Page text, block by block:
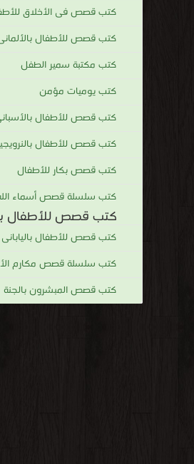
كتب قصص فى الأخلاق
كتب قصص للأطفال
كتب مكتبة سمير الطفل
كتب يوميات مؤمن
كتب قصص للأطفال
كتب قصص للأطفال
كتب قصص بكار للأطفال
كتب سلسلة قصص أسماء
كتب قصص للأطفال
كتب قصص للأطفال باليابانى
كتب سلسلة قصص مكارم
كتب قصص المبشرون بالجنة